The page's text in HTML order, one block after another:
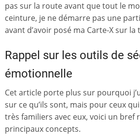
pas sur la route avant que tout le
ceinture, je ne démarre pas une
avant d’avoir posé ma Carte-X sur la
Rappel sur les outils de
émotionnelle
Cet article porte plus sur pourquoi
sur ce qu’ils sont, mais pour ceux
très familiers avec eux, voici un bref
principaux concepts.